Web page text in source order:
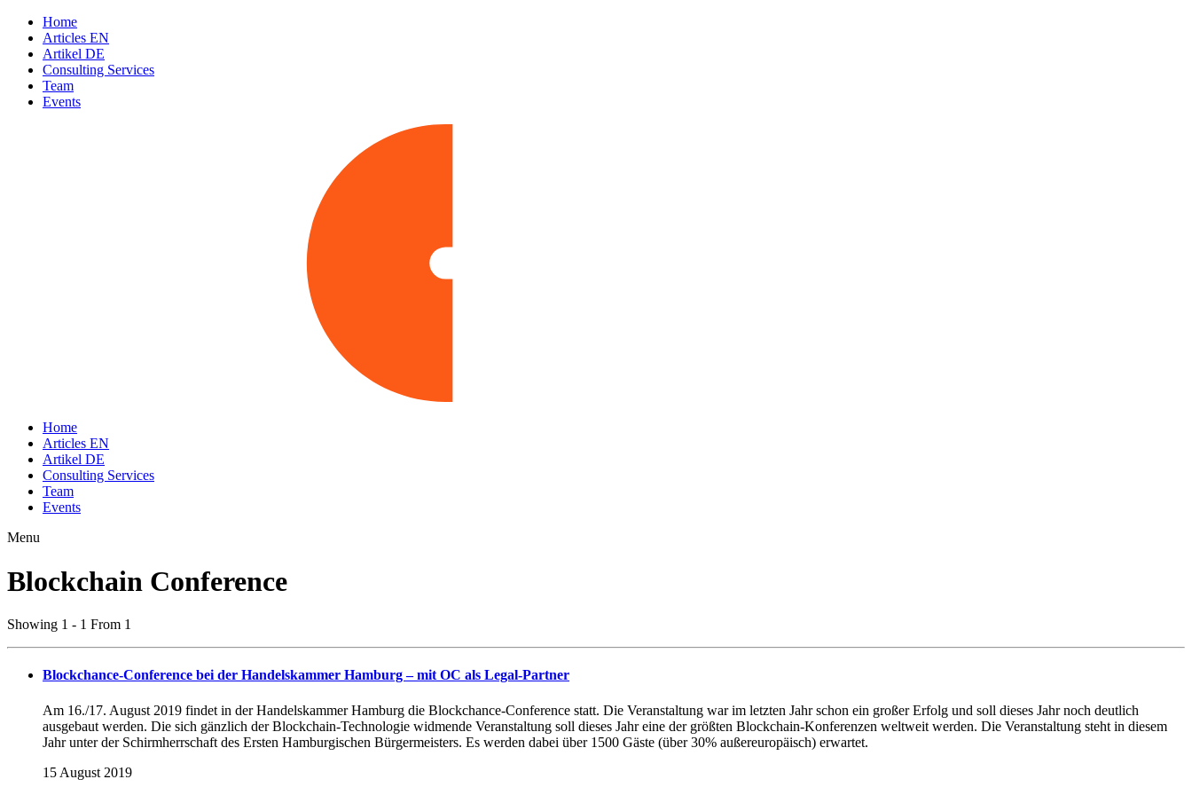
Home
Articles EN
Artikel DE
Consulting Services
Team
Events
Home
Articles EN
Artikel DE
Consulting Services
Team
Events
Menu
Blockchain Conference
Showing 1 - 1 From 1
Blockchance-Conference bei der Handelskammer Hamburg – mit OC als Legal-Partner
Am 16./17. August 2019 findet in der Handelskammer Hamburg die Blockchance-Conference statt. Die Veranstaltung war im letzten Jahr schon ein großer Erfolg und soll dieses Jahr noch deutlich
ausgebaut werden. Die sich gänzlich der Blockchain-Technologie widmende Veranstaltung soll dieses Jahr eine der größten Blockchain-Konferenzen weltweit werden. Die Veranstaltung steht in diesem
Jahr unter der Schirmherrschaft des Ersten Hamburgischen Bürgermeisters. Es werden dabei über 1500 Gäste (über 30% außereuropäisch) erwartet.
15 August 2019